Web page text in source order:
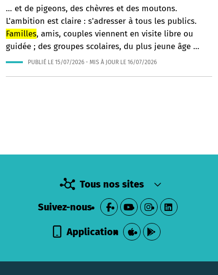
… et de pigeons, des chèvres et des moutons.
L'ambition est claire : s'adresser à tous les publics.
Familles, amis, couples viennent en visite libre ou
guidée ; des groupes scolaires, du plus jeune âge …
PUBLIÉ LE 15/07/2026 - MIS À JOUR LE 16/07/2026
Tous nos sites
Suivez-nous
Application